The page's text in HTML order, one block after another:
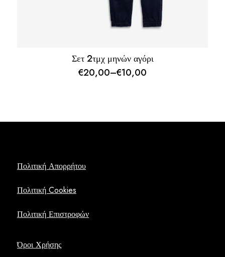
Σετ 2τμχ μηνών αγόρι
€10,00
–
€20,00
Price
through
Πολιτική Απορρήτου
Πολιτική Cookies
Πολιτική Επιστροφών
Όροι Χρήσης